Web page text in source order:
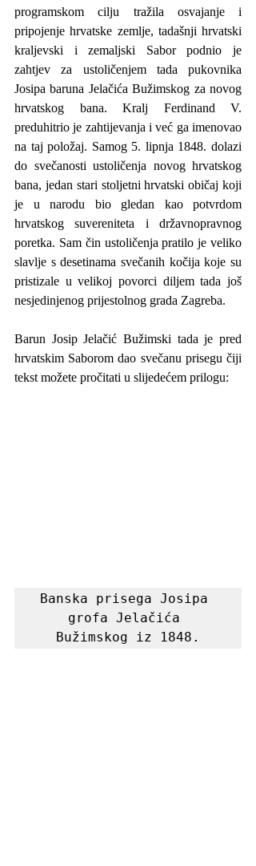
programskom cilju tražila osvajanje i
pripojenje hrvatske zemlje, tadašnji hrvatski
kraljevski i zemaljski Sabor podnio je
zahtjev za ustoličenjem tada pukovnika
Josipa baruna Jelačića Bužimskog za novog
hrvatskog bana. Kralj Ferdinand V.
preduhitrio je zahtijevanja i već ga imenovao
na taj položaj. Samog 5. lipnja 1848. dolazi
do svečanosti ustoličenja novog hrvatskog
bana, jedan stari stoljetni hrvatski običaj koji
je u narodu bio gledan kao potvrdom
hrvatskog suvereniteta i državnopravnog
poretka. Sam čin ustoličenja pratilo je veliko
slavlje s desetinama svečanih kočija koje su
pristizale u velikoj povorci diljem tada još
nesjedinjenog prijestolnog grada Zagreba.
Barun Josip Jelačić Bužimski tada je pred
hrvatskim Saborom dao svečanu prisegu čiji
tekst možete pročitati u slijedećem prilogu:
Banska prisega Josipa
grofa Jelačića
Bužimskog iz 1848.